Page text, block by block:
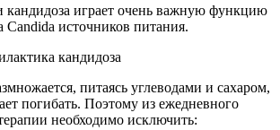
кандидоза играет очень важную функцию
источников питания.
питаясь углеводами и сахаром,
погибать. Поэтому из ежедневного
необходимо исключить: